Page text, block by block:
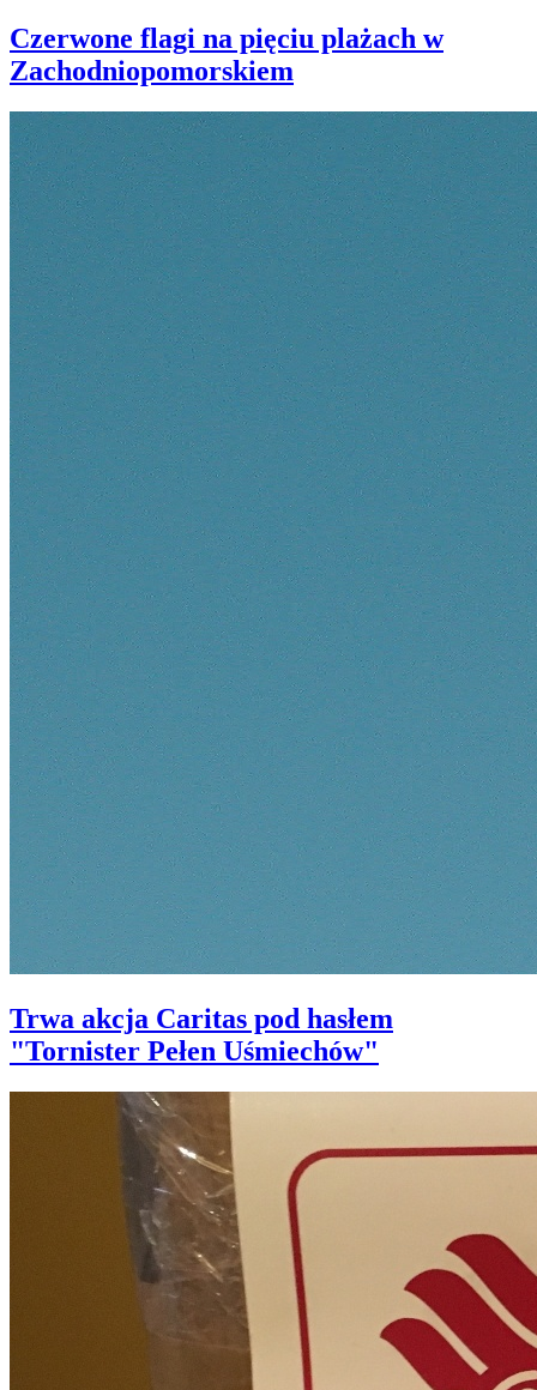
Czerwone flagi na pięciu plażach w
Zachodniopomorskiem
Trwa akcja Caritas pod hasłem
"Tornister Pełen Uśmiechów"